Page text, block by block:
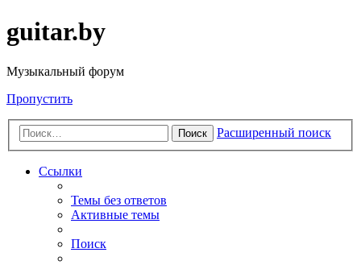
guitar.by
Музыкальный форум
Пропустить
Поиск Расширенный поиск
Ссылки
Темы без ответов
Активные темы
Поиск